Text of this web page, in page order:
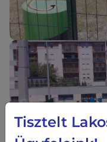
Tisztelt